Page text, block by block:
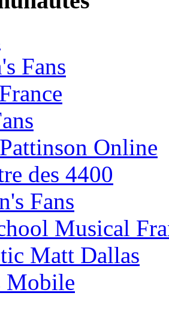
Fans
Online
des 4400
Fans
Musical
Matt Dallas
Mobile